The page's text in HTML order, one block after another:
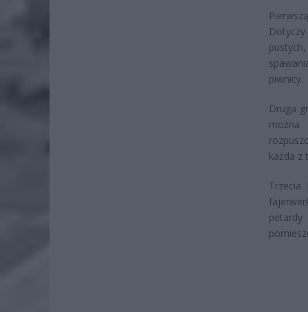
piwnicy.
Druga
można
każda z
Trzecia